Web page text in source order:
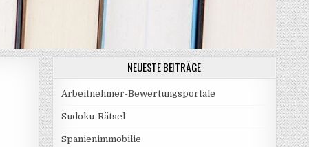
NEUESTE BEITRÄGE
Arbeitnehmer-Bewertungsportale
Sudoku-Rätsel
Spanienimmobilie